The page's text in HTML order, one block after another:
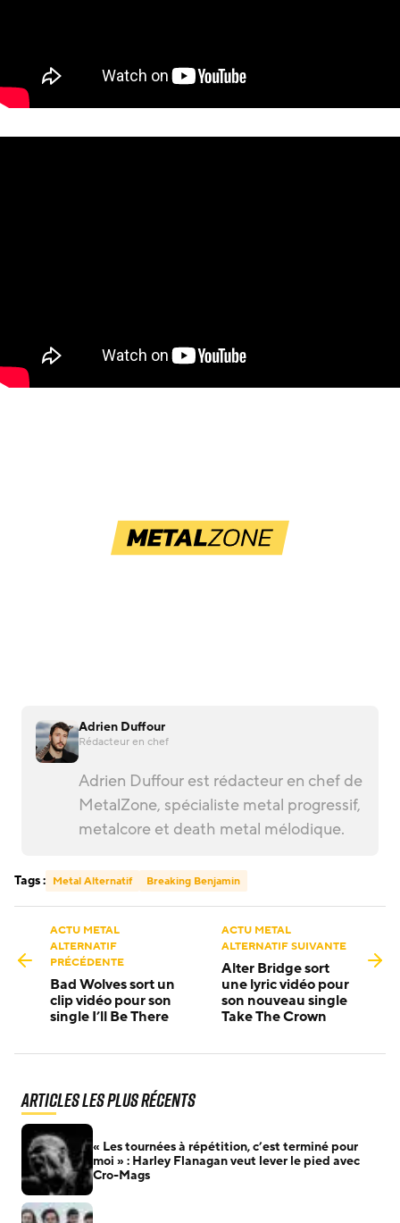
Adrien Duffour
Rédacteur en chef
Adrien Duffour est rédacteur en chef de
MetalZone, spécialiste metal progressif,
metalcore et death metal mélodique.
Tags : Metal Alternatif Breaking Benjamin
ACTU METAL
ALTERNATIF
PRÉCÉDENTE
Bad Wolves sort un
clip vidéo pour son
single I’ll Be There
ACTU METAL
ALTERNATIF SUIVANTE
Alter Bridge sort
une lyric vidéo pour
son nouveau single
Take The Crown
Articles les plus récents
« Les tournées à répétition, c’est terminé pour
moi » : Harley Flanagan veut lever le pied avec
Cro-Mags